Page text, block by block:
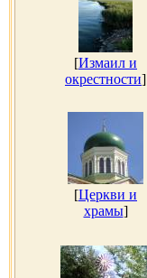
[Измаил и
окрестности]
[Церкви и
храмы]